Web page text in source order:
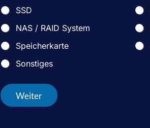
SSD
NAS / RAID System
Speicherkarte
Sonstiges
Weiter